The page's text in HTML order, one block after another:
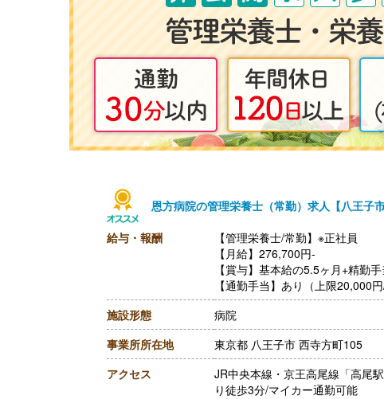
恩方病院の管理栄養士（常勤）求人【八王子
給与・報酬
【管理栄養士/常勤】※正社員
【月給】276,700円-
【賞与】基本給の5.5ヶ月+精勤
【通勤手当】あり（上限20,000円/
施設形態
病院
事業所所在地
東京都 八王子市 西寺方町105
アクセス
JR中央本線・京王高尾線「高尾
り徒歩3分/マイカー通勤可能